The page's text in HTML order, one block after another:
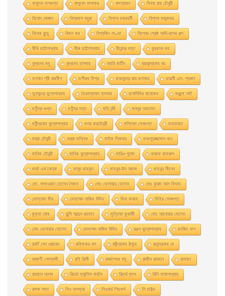
বাসুদেব দাশগুপ্ত বাসুবেদ মালাকর বাৎস্যায়ন বিনতা রায় চৌধুরী
বিনোদ ঘোষাল বিপ্রদাশ বড়ুয়া বিপ্লব চক্রবর্তী বিপ্লব মজুমদার
বিবেক কুন্ডু বিমল কর বিশ্বজিৎ পাণ্ডা বিশ্বের শ্রেষ্ঠ আদি-রসের গল্প
বীথি চট্টোপাধ্যায় বীরু চট্টোপাধ্যায় বীরেন্দ্র দত্ত বুদ্ধদেব গুহ
বুদ্ধদেব বসু বুদ্ধদেব হালদার ব্যারি মার্টিন ব্রজেন্দ্রনাথ ধর
ভগবান শ্রী রজনীশ ভগীরথ মিশ্র ভারতচন্দ্র রায় গুণাকর ভারতী এস. প্রধান
ভুবনচন্দ্র মুখোপাধ্যায় ভৈরবপ্রসাদ হালদার ভ্লাদিমির নাবোকভ মঞ্জুলা শর্মা
মণীন্দ্র গুপ্ত মণীন্দ্র দত্ত মতি নন্দী মনসুর আহমেদ
মনীন্দ্রনাথ বন্দ্যোপাধ্যায় মলয় রায়চৌধুরী মল্লিকা সেনগুপ্ত মহাভারত
মহুয়া চৌধুরী মহুয়া মল্লিক মাইক স্কিনার মাকসুদুজ্জামান খান
মানিক চৌধুরী মানিক বন্দ্যোপাধ্যায় মারিও পুজো মারুফ কামরুল
মার্থা এম'কেন্না মাসুদ মাহমুদ মাহবুব-উল আলম মাহবুব লীলেন
মাে. সাখাওয়াত হােসেন সৈকত মােঃ দেলােয়ার হােসেন মােঃ ফুয়াদ আল ফিদাহ
মােস্তফা মীর মােহাম্মদ নাজিম উদ্দিন মিনা ফারাহ মিহির সেনগুপ্ত
মুক্তা ঘোষ মুন্সি আব্দুল রহমান মৃত্তিকা মুখার্জী মোঃ আনোয়ার হোসেন
মোঃ দেলোয়ার হােসেন মোহাম্মদ নাজিম উদ্দিন রঞ্জন বন্দ্যোপাধ্যায় রণজিৎ দাশ
রবার্ট পেন ওয়ারেন রবিশংকর বল রবীন্দ্রনাথ ঠাকুর রমেন্দ্রনাথ দে
রম্যাণী গোস্বামী রাই শিল্পী রাজশেখর বসু রাজীব রায়হান রামায়ণ
রায়হান আলম রিচার্ড ফ্রান্সিস বারটন রিচার্ড হুগস রিনি গঙ্গোপাধ্যায়
রূপক সাহা লিও তলস্তয় লিওনার্ড স্মিথের্স লি চাইল্ড